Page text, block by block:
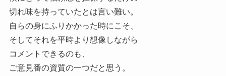
切れ味を持っていたとは言い難い。
自らの身にふりかかった時にこそ、
そしてそれを平時より想像しながら
コメントできるのも、
ご意見番の資質の一つだと思う。